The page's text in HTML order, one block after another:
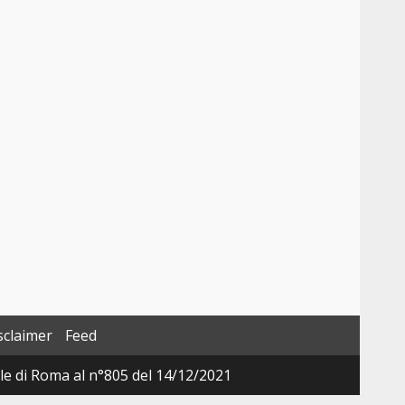
Feed
Roma al n°805 del 14/12/2021